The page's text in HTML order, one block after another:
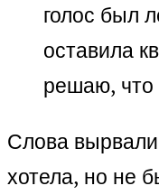
голос был
оставила
решаю, что
Слова
хотела, но не